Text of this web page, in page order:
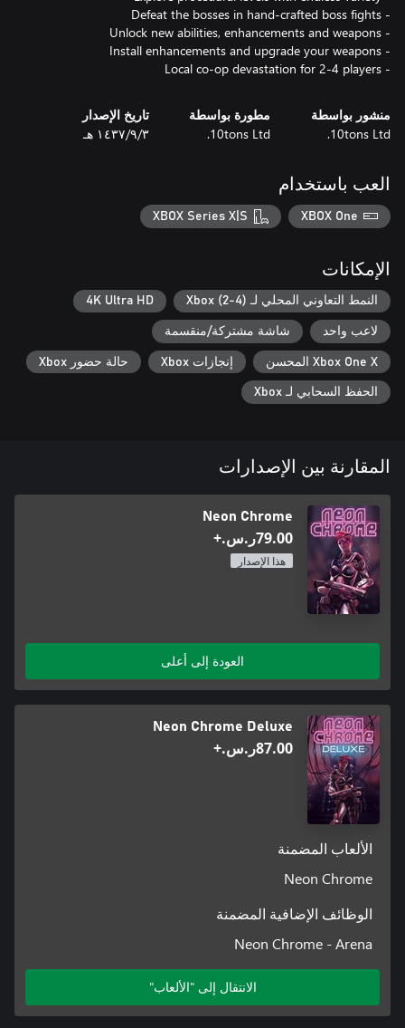
- Local co-op devastation for 2-4 players
منشور بواسطة
10tons Ltd.
مطورة بواسطة
10tons Ltd.
تاريخ الإصدار
٣‏/٩‏/١٤٣٧ هـ
العب باستخدام
XBOX One
XBOX Series X|S
الإمكانات
النمط التعاوني المحلي لـ Xbox (2-4) 4K Ultra HD
لاعب واحد شاشة مشتركة/منقسمة
Xbox One X المحسن إنجازات Xbox حالة حضور Xbox
الحفظ السحابي لـ Xbox
المقارنة بين الإصدارات
Neon Chrome
‪ر.س.‏‎79.00‬+
هذا الإصدار
العودة إلى أعلى
Neon Chrome Deluxe
‪ر.س.‏‎87.00‬+
الألعاب المضمنة
Neon Chrome
الوظائف الإضافية المضمنة
Neon Chrome - Arena
الانتقال إلى "الألعاب"